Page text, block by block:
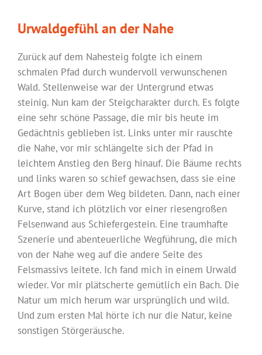
Urwaldgefühl an der Nahe
Zurück auf dem Nahesteig folgte ich einem
schmalen Pfad durch wundervoll verwunschenen
Wald. Stellenweise war der Untergrund etwas
steinig. Nun kam der Steigcharakter durch. Es folgte
eine sehr schöne Passage, die mir bis heute im
Gedächtnis geblieben ist. Links unter mir rauschte
die Nahe, vor mir schlängelte sich der Pfad in
leichtem Anstieg den Berg hinauf. Die Bäume rechts
und links waren so schief gewachsen, dass sie eine
Art Bogen über dem Weg bildeten. Dann, nach einer
Kurve, stand ich plötzlich vor einer riesengroßen
Felsenwand aus Schiefergestein. Eine traumhafte
Szenerie und abenteuerliche Wegführung, die mich
von der Nahe weg auf die andere Seite des
Felsmassivs leitete. Ich fand mich in einem Urwald
wieder. Vor mir plätscherte gemütlich ein Bach. Die
Natur um mich herum war ursprünglich und wild.
Und zum ersten Mal hörte ich nur die Natur, keine
sonstigen Störgeräusche.